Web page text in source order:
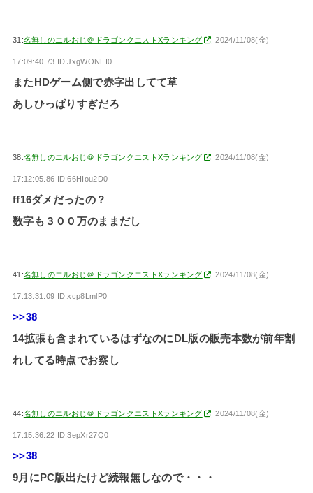
31:名無しのエルおじ＠ドラゴンクエストXランキング 2024/11/08(金)
17:09:40.73 ID:JxgWONEI0
またHDゲーム側で赤字出してて草
あしひっぱりすぎだろ
38:名無しのエルおじ＠ドラゴンクエストXランキング 2024/11/08(金)
17:12:05.86 ID:66HIou2D0
ff16ダメだったの？
数字も３００万のままだし
41:名無しのエルおじ＠ドラゴンクエストXランキング 2024/11/08(金)
17:13:31.09 ID:xcp8LmlP0
>>38
14拡張も含まれているはずなのにDL版の販売本数が前年割
れしてる時点でお察し
44:名無しのエルおじ＠ドラゴンクエストXランキング 2024/11/08(金)
17:15:36.22 ID:3epXr27Q0
>>38
9月にPC版出たけど続報無しなので・・・